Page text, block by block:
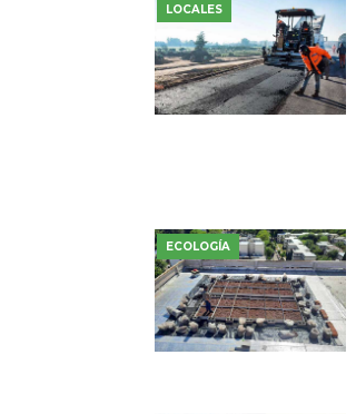
LOCALES
ECOLOGÍA